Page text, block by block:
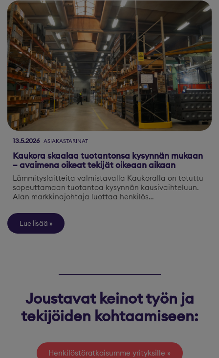
13.5.2026 ASIAKASTARINAT
Kaukora skaalaa tuotantonsa kysynnän mukaan
– avaimena oikeat tekijät oikeaan aikaan
Lämmityslaitteita valmistavalla Kaukoralla on totuttu
sopeuttamaan tuotantoa kysynnän kausivaihteluun.
Alan markkinajohtaja luottaa henkilös…
Lue lisää
Joustavat keinot työn ja
tekijöiden kohtaamiseen:
Henkilöstöratkaisumme yrityksille